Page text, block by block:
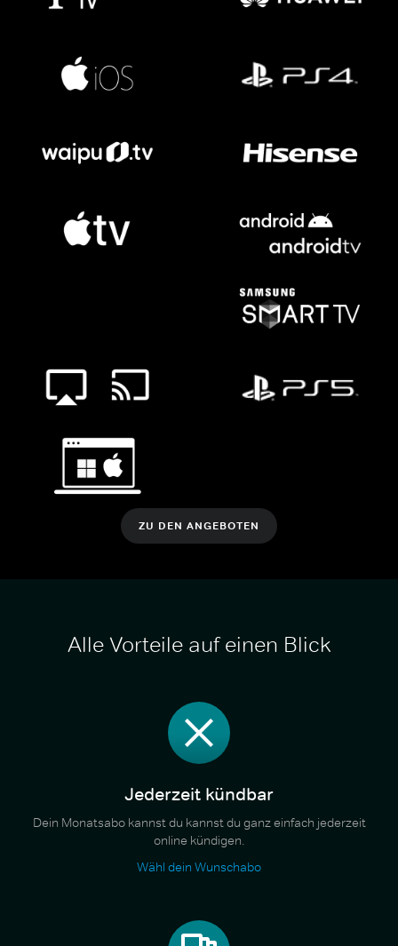
ZU DEN ANGEBOTEN
Alle Vorteile auf einen Blick
Jederzeit kündbar
Dein Monatsabo kannst du kannst du ganz einfach jederzeit
online kündigen.
Wähl dein Wunschabo